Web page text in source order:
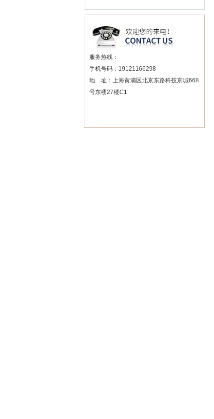
服务热线：
手机号码：19121166298
地 址：上海黄浦区北京东路科技京城668
号东楼27楼C1